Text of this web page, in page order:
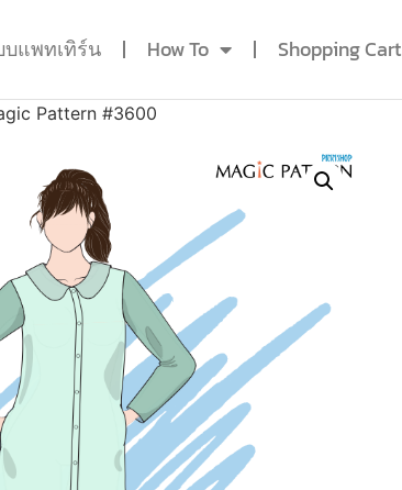
บแพทเทิร์น How To Shopping Cart
Pattern #3600